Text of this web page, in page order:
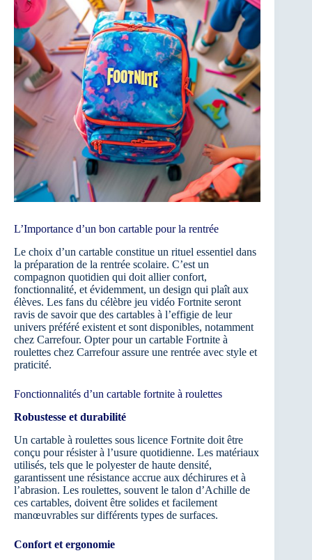
L’Importance d’un bon cartable pour la rentrée
Le choix d’un cartable constitue un rituel essentiel dans
la préparation de la rentrée scolaire. C’est un
compagnon quotidien qui doit allier confort,
fonctionnalité, et évidemment, un design qui plaît aux
élèves. Les fans du célèbre jeu vidéo Fortnite seront
ravis de savoir que des cartables à l’effigie de leur
univers préféré existent et sont disponibles, notamment
chez Carrefour. Opter pour un cartable Fortnite à
roulettes chez Carrefour assure une rentrée avec style et
praticité.
Fonctionnalités d’un cartable fortnite à roulettes
Robustesse et durabilité
Un cartable à roulettes sous licence Fortnite doit être
conçu pour résister à l’usure quotidienne. Les matériaux
utilisés, tels que le polyester de haute densité,
garantissent une résistance accrue aux déchirures et à
l’abrasion. Les roulettes, souvent le talon d’Achille de
ces cartables, doivent être solides et facilement
manœuvrables sur différents types de surfaces.
Confort et ergonomie